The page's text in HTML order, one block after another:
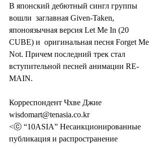
В японский дебютный сингл группы
вошли  заглавная Given-Taken,
японоязычная версия Let Me In (20
CUBE) и  оригинальная песня Forget Me
Not. Причем последний трек стал
вступительной песней анимации RE-
MAIN.
Корреспондент Чхве Джие
wisdomart@tenasia.co.kr
<ⓒ “10ASIA” Несанкционированные
публикация и распространение